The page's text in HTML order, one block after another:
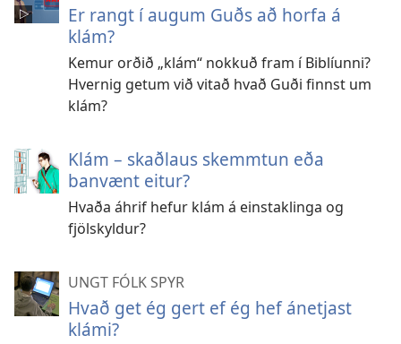
Er rangt í augum Guðs að horfa á
klám?
Kemur orðið „klám“ nokkuð fram í Biblíunni?
Hvernig getum við vitað hvað Guði finnst um
klám?
Klám – skaðlaus skemmtun eða
banvænt eitur?
Hvaða áhrif hefur klám á einstaklinga og
fjölskyldur?
UNGT FÓLK SPYR
Hvað get ég gert ef ég hef ánetjast
klámi?